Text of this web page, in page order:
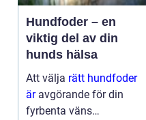
Hundfoder – en
viktig del av din
hunds hälsa
Att välja rätt hundfoder
äravgörande för din
fyrbenta väns